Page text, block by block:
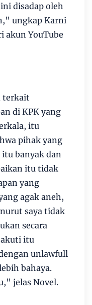
disadap oleh
ungkap Karni
akun YouTube
terkait
di KPK yang
itu
pihak yang
banyak dan
itu tidak
yang
agak aneh,
saya tidak
secara
itu
unlawfull
bahaya.
jelas Novel.